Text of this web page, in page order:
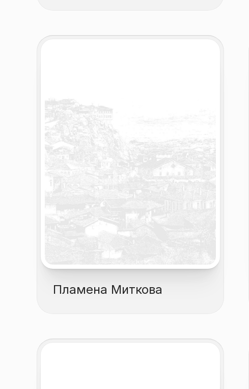
Пламена Миткова